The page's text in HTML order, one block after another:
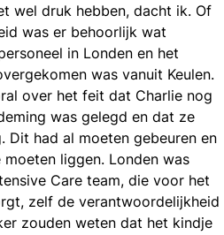
wel druk hebben, dacht ik. Of
was er behoorlijk wat
in Londen en het
was vanuit Keulen.
over het feit dat Charlie nog
was gelegd en dat ze
Dit had al moeten gebeuren en
liggen. Londen was
Care team, die voor het
zelf de verantwoordelijkheid
zouden weten dat het kindje